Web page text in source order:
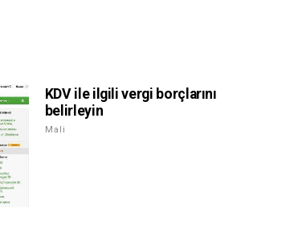
KDV ile ilgili vergi borçlarını
belirleyin
Mali